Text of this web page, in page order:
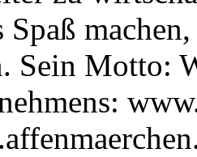
Spaß
Sein Motto: